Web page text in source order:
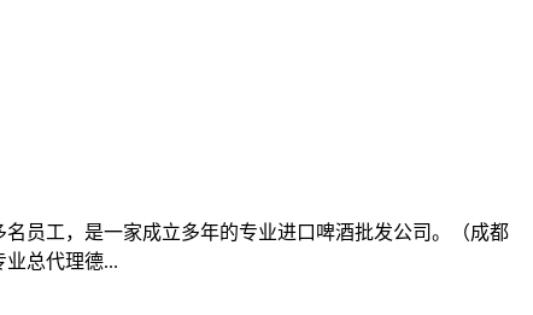
员工，是一家成立多年的专业进口啤酒批发公司。（成都
总代理德...